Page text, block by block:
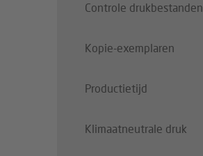
Controle drukbestanden
Kopie-exemplaren
Productietijd
Klimaatneutrale druk